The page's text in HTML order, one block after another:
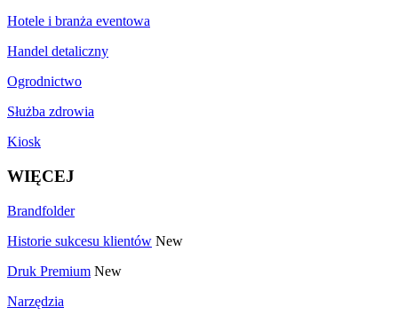
Hotele i branża eventowa
Handel detaliczny
Ogrodnictwo
Służba zdrowia
Kiosk
WIĘCEJ
Brandfolder
Historie sukcesu klientów New
Druk Premium New
Narzędzia